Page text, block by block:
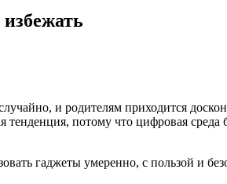
и родителям приходится
потому что цифровая среда
гаджеты умеренно, с пользой и